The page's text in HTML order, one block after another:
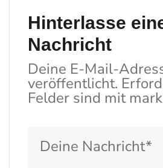
Hinterlasse
Nachricht
Deine E-Mail-
veröffentlicht.
Felder sind mit